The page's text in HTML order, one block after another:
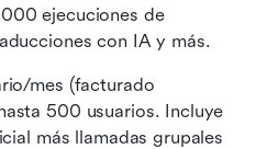
ejecuciones de
con IA y más.
mes (facturado
500 usuarios. Incluye
más llamadas grupales